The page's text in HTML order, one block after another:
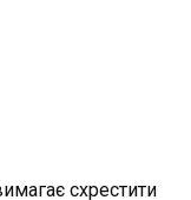
схрестити